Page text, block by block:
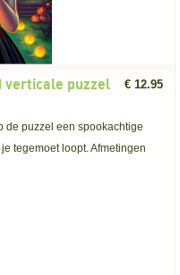
verticale puzzel € 12.95
de puzzel een spookachtige
tegemoet loopt. Afmetingen